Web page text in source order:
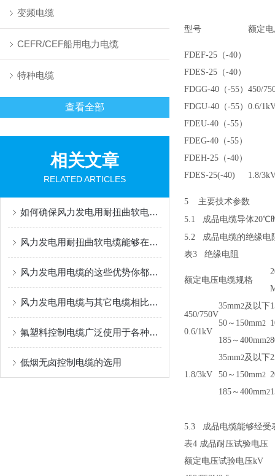
变频电缆
CEFR/CEF船用电力电缆
特种电缆
查看全部
相关文章
RELATED ARTICLES
如何确保风力发电用耐扭曲软电缆长期可靠运行？
风力发电用耐扭曲软电缆能够在设备运转时承受一定的扭转力
风力发电用电缆的这些优势你都了解过吗？
风力发电用电缆与其它电缆相比的优势
氟塑料控制电缆广泛使用于各种电器设备
低烟无卤控制电缆的选用
型号 额定
FDEF-25 （-40）
FDES-25 （-40）
FDGG-40 （-55）
FDGU-40 （-55）
FDEU-40 （-55）
FDEG-40 （-55）
FDEH-25 （-40）
FDES-25(-40)
450/
0.6/
1.8/
5
主要技术参数
5.1
成品电缆导体20℃
5.2
成品电缆的绝缘电
表3 绝缘电阻
额定电压电缆规格
450/750V
0.6/1kV
35mm2及以下
50 ～ 150mm2
185 ～ 400mm2
1.8/3kV
35mm2及以下
50 ～ 150mm2
185 ～ 400mm2
5.3
成品电缆能够经受
表4 成品耐压试验电压
额定电压试验电压kV